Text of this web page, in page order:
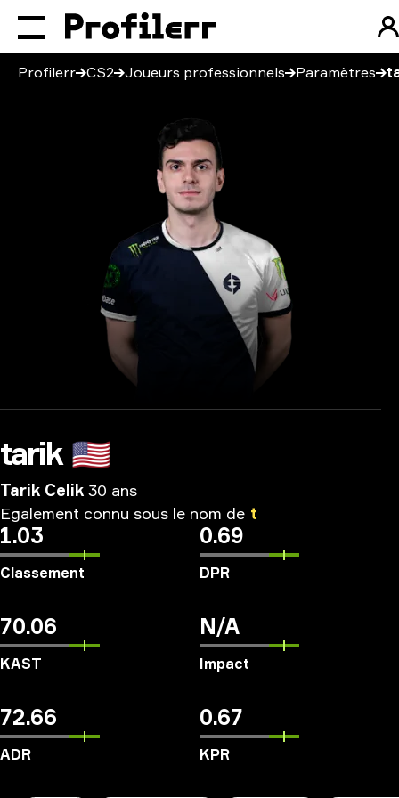
Profilerr CS2 Joueurs professionnels Paramètres
tarik 🇺🇸
Tarik Celik 30 ans
Egalement connu sous le nom de t
1.03
Classement
0.69
DPR
70.06
KAST
N/A
Impact
72.66
ADR
0.67
KPR